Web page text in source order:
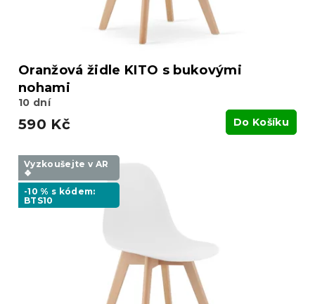
Oranžová židle KITO s bukovými
nohami
10 dní
590 Kč Do Košíku
Vyzkoušejte v AR
❖
-10 % s kódem:
BTS10